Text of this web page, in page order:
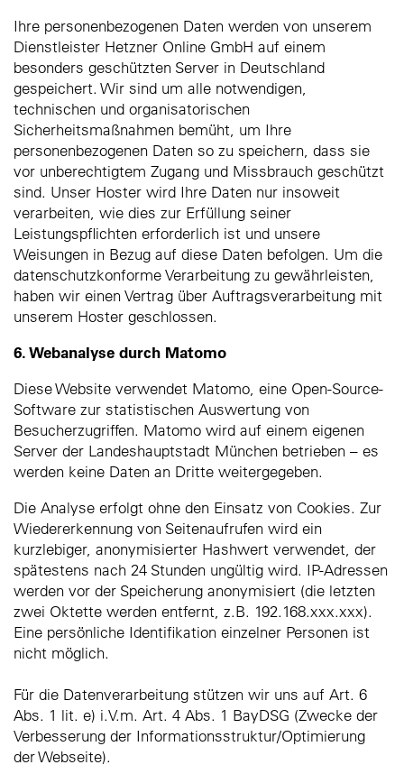
Ihre personenbezogenen Daten werden von unserem
Dienstleister Hetzner Online GmbH auf einem
besonders geschützten Server in Deutschland
gespeichert. Wir sind um alle notwendigen,
technischen und organisatorischen
Sicherheitsmaßnahmen bemüht, um Ihre
personenbezogenen Daten so zu speichern, dass sie
vor unberechtigtem Zugang und Missbrauch geschützt
sind. Unser Hoster wird Ihre Daten nur insoweit
verarbeiten, wie dies zur Erfüllung seiner
Leistungspflichten erforderlich ist und unsere
Weisungen in Bezug auf diese Daten befolgen. Um die
datenschutzkonforme Verarbeitung zu gewährleisten,
haben wir einen Vertrag über Auftragsverarbeitung mit
unserem Hoster geschlossen.
6. Webanalyse durch Matomo
Diese Website verwendet Matomo, eine Open-Source-
Software zur statistischen Auswertung von
Besucherzugriffen. Matomo wird auf einem eigenen
Server der Landeshauptstadt München betrieben – es
werden keine Daten an Dritte weitergegeben.
Die Analyse erfolgt ohne den Einsatz von Cookies. Zur
Wiedererkennung von Seitenaufrufen wird ein
kurzlebiger, anonymisierter Hashwert verwendet, der
spätestens nach 24 Stunden ungültig wird. IP-Adressen
werden vor der Speicherung anonymisiert (die letzten
zwei Oktette werden entfernt, z.B. 192.168.xxx.xxx).
Eine persönliche Identifikation einzelner Personen ist
nicht möglich.
Für die Datenverarbeitung stützen wir uns auf Art. 6
Abs. 1 lit. e) i.V.m. Art. 4 Abs. 1 BayDSG (Zwecke der
Verbesserung der Informationsstruktur/Optimierung
der Webseite).